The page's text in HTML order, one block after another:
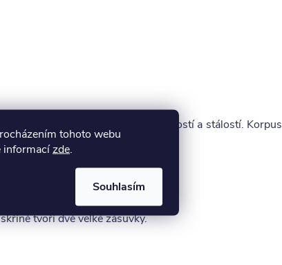
tohoto webu
informacízde.
Souhlasím
bezbarvým lakem s vysokou odolností a stálostí. Korpus
tvoří dvě velké zásuvky.